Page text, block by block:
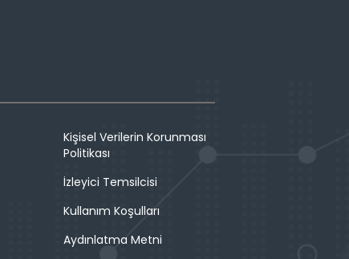
Kişisel Verilerin Korunması
Politikası
İzleyici Temsilcisi
Kullanım Koşulları
Aydınlatma Metni